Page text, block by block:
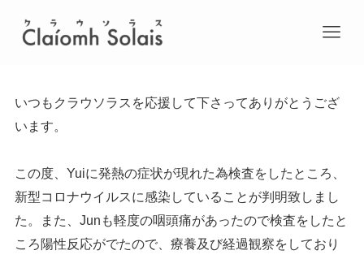
いつもクラウソラスを応援して下さってありがとうござ
います。
この度、Yuiに発熱の症状が現れた為検査をしたところ、
新型コロナウイルスに感染していることが判明致しまし
た。また、Junも軽度の咽頭痛があったので検査をしたと
ころ陽性反応がでたので、療養及び経過観察をしており